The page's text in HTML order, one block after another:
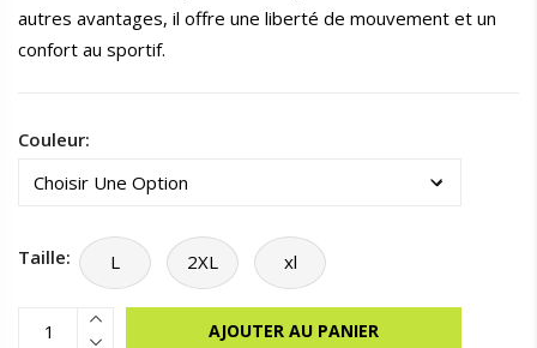
95.000 TND.
47.500 TND.
autres avantages, il offre une liberté de mouvement et un
confort au sportif.
Couleur:
Taille: L 2XL xl
AJOUTER AU PANIER